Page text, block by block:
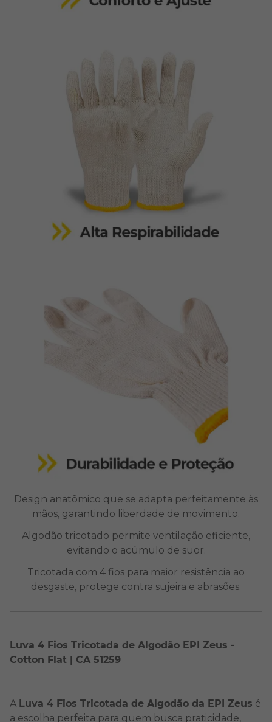
Design anatômico que se adapta perfeitamente às
mãos, garantindo liberdade de movimento.
Algodão tricotado permite ventilação eficiente,
evitando o acúmulo de suor.
Tricotada com 4 fios para maior resistência ao
desgaste, protege contra sujeira e abrasões.
Luva 4 Fios Tricotada de Algodão EPI Zeus -
Cotton Flat | CA 51259
A Luva 4 Fios Tricotada de Algodão da EPI Zeus é
a escolha perfeita para quem busca praticidade,